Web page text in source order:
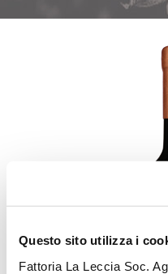
Questo sito utilizza i
Fattoria La Leccia Soc.